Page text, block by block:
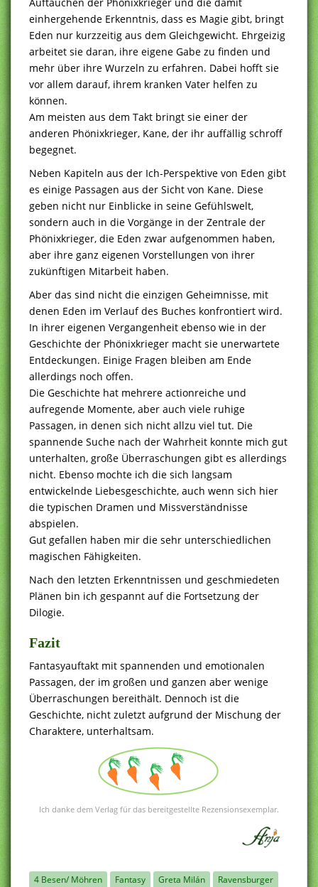
einhergehende Erkenntnis, dass es Magie gibt, bringt
Eden nur kurzzeitig aus dem Gleichgewicht. Ehrgeizig
arbeitet sie daran, ihre eigene Gabe zu finden und
mehr über ihre Wurzeln zu erfahren. Dabei hofft sie
vor allem darauf, ihrem kranken Vater helfen zu
können.
Am meisten aus dem Takt bringt sie einer der
anderen Phönixkrieger, Kane, der ihr auffällig schroff
begegnet.
Neben Kapiteln aus der Ich-Perspektive von Eden gibt
es einige Passagen aus der Sicht von Kane. Diese
geben nicht nur Einblicke in seine Gefühlswelt,
sondern auch in die Vorgänge in der Zentrale der
Phönixkrieger, die Eden zwar aufgenommen haben,
aber ihre ganz eigenen Vorstellungen von ihrer
zukünftigen Mitarbeit haben.
Aber das sind nicht die einzigen Geheimnisse, mit
denen Eden im Verlauf des Buches konfrontiert wird.
In ihrer eigenen Vergangenheit ebenso wie in der
Geschichte der Phönixkrieger macht sie unerwartete
Entdeckungen. Einige Fragen bleiben am Ende
allerdings noch offen.
Die Geschichte hat mehrere actionreiche und
aufregende Momente, aber auch viele ruhige
Passagen, in denen sich nicht allzu viel tut. Die
spannende Suche nach der Wahrheit konnte mich gut
unterhalten, große Überraschungen gibt es allerdings
nicht. Ebenso mochte ich die sich langsam
entwickelnde Liebesgeschichte, auch wenn sich hier
die typischen Dramen und Missverständnisse
abspielen.
Gut gefallen haben mir die sehr unterschiedlichen
magischen Fähigkeiten.
Nach den letzten Erkenntnissen und geschmiedeten
Plänen bin ich gespannt auf die Fortsetzung der
Dilogie.
Fazit
Fantasyauftakt mit spannenden und emotionalen
Passagen, der im großen und ganzen aber wenige
Überraschungen bereithält. Dennoch ist die
Geschichte, nicht zuletzt aufgrund der Mischung der
Charaktere, unterhaltsam.
Ich danke dem Verlag für das bereitgestellte Rezensionsexemplar.
4 Besen/ Möhren Fantasy Greta Milán Ravensburger